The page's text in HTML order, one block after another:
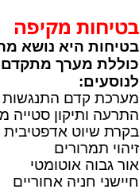
בטיחות מקיפה
בטיחות היא נושא
כוללת מערך מתקדם
לנוסעים:
מערכת קדם התנגשות
התרעה ותיקון סטייה
בקרת שיוט אדפטיבית
זיהוי תמרורים
אור גבוה אוטומטי
חיישני חניה אחוריים